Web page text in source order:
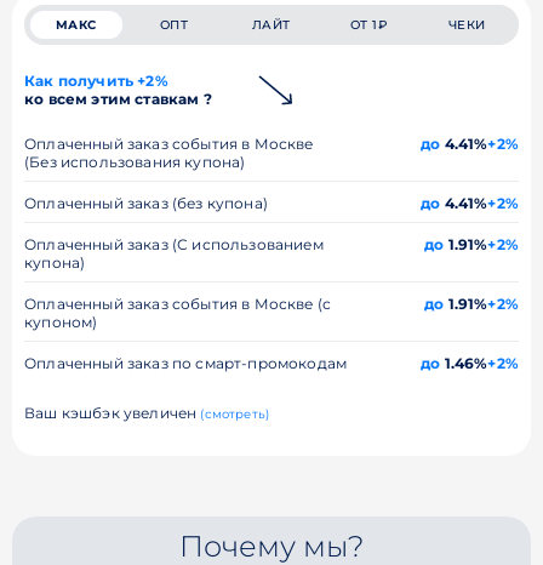
МАКС ОПТ ЛАЙТ ОТ 1₽ ЧЕКИ
Как получить +2%
ко всем этим ставкам ?
Оплаченный заказ события в Москве
(Без использования купона)
до 4.41%+2%
Оплаченный заказ (без купона) до 4.41%+2%
Оплаченный заказ (С использованием
купона)
до 1.91%+2%
Оплаченный заказ события в Москве (с
купоном)
до 1.91%+2%
Оплаченный заказ по смарт-промокодам до 1.46%+2%
Ваш кэшбэк увеличен (смотреть)
Почему мы?